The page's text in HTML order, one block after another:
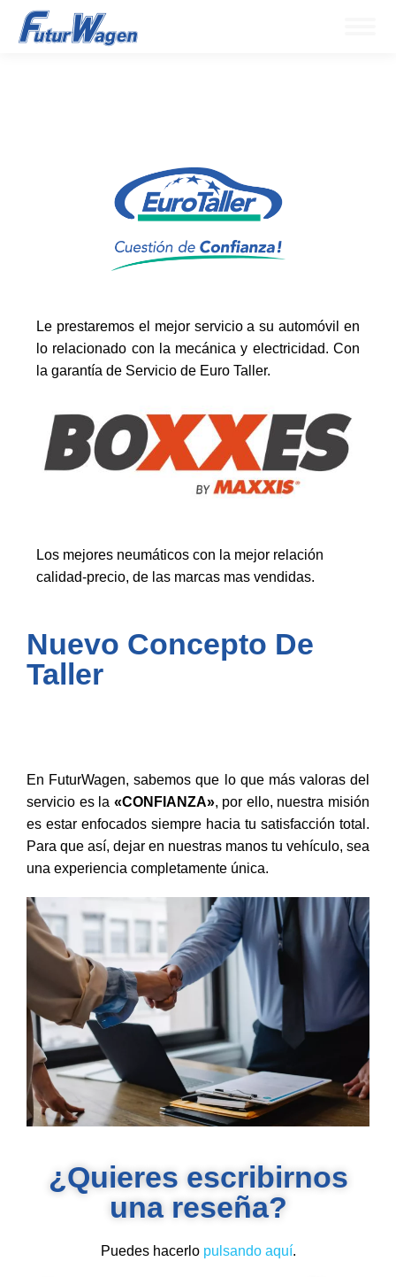
Le prestaremos el mejor servicio a su automóvil en
lo relacionado con la mecánica y electricidad. Con
la garantía de Servicio de Euro Taller.
Los mejores neumáticos con la mejor relación
calidad-precio, de las marcas mas vendidas.
Nuevo Concepto De
Taller
En FuturWagen, sabemos que lo que más valoras del
servicio es la «CONFIANZA», por ello, nuestra misión
es estar enfocados siempre hacia tu satisfacción total.
Para que así, dejar en nuestras manos tu vehículo, sea
una experiencia completamente única.
¿Quieres escribirnos
una reseña?
Puedes hacerlo pulsando aquí.